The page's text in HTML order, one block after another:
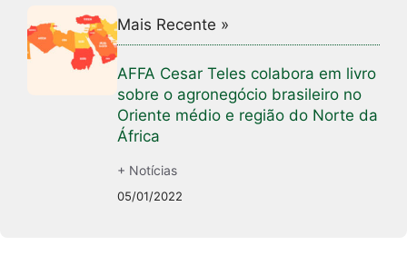
Mais Recente »
AFFA Cesar Teles colabora em livro
sobre o agronegócio brasileiro no
Oriente médio e região do Norte da
África
+ Notícias
05/01/2022